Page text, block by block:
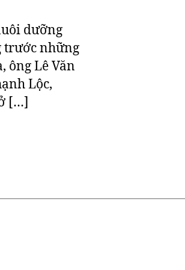
dưỡng
trước những
ông Lê Văn
Lộc,
[…]